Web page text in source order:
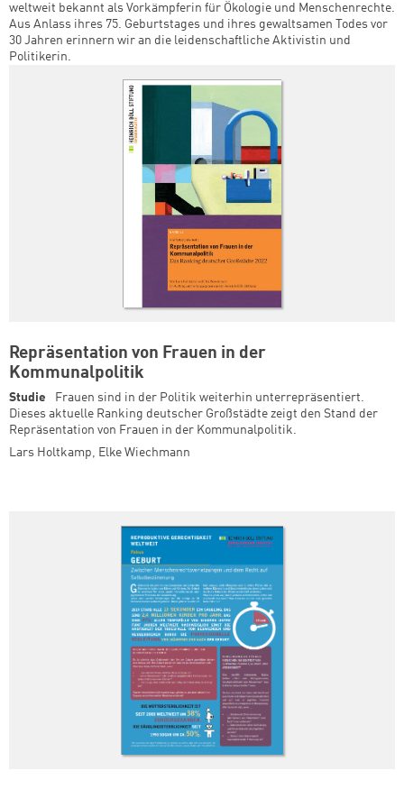
weltweit bekannt als Vorkämpferin für Ökologie und Menschenrechte.
Aus Anlass ihres 75. Geburtstages und ihres gewaltsamen Todes vor
30 Jahren erinnern wir an die leidenschaftliche Aktivistin und
Politikerin.
Repräsentation von Frauen in der
Kommunalpolitik
Studie
Frauen sind in der Politik weiterhin unterrepräsentiert.
Dieses aktuelle Ranking deutscher Großstädte zeigt den Stand der
Repräsentation von Frauen in der Kommunalpolitik.
Lars Holtkamp, Elke Wiechmann